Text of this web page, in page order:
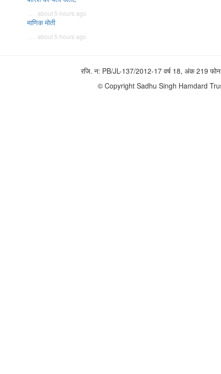
. . . about 5 hours ago
माणिक मोती
. . . about 5 hours ago
रजि. न: PB/JL-137/2012-17 वर्ष 18, अंक 219
© Copyright Sadhu Singh Hamdard